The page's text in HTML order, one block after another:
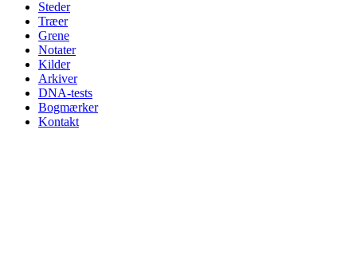
Steder
Træer
Grene
Notater
Kilder
Arkiver
DNA-tests
Bogmærker
Kontakt